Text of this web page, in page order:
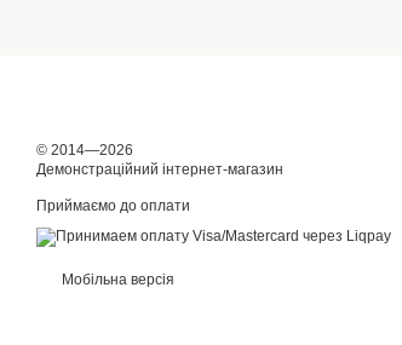
© 2014—2026
Демонстраційний інтернет-магазин
Приймаємо до оплати
Мобільна версія